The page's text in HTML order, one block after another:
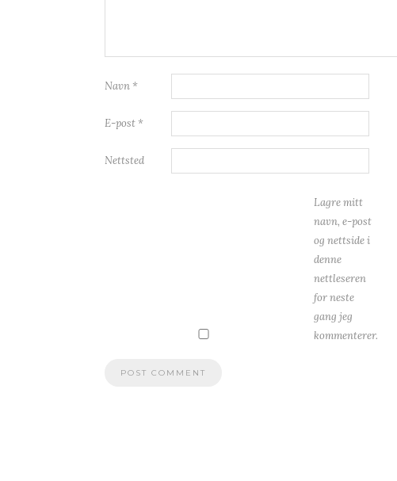
Navn *
E-post *
Nettsted
Lagre mitt
navn, e-post
og nettside i
denne
nettleseren
for neste
gang jeg
kommenterer.